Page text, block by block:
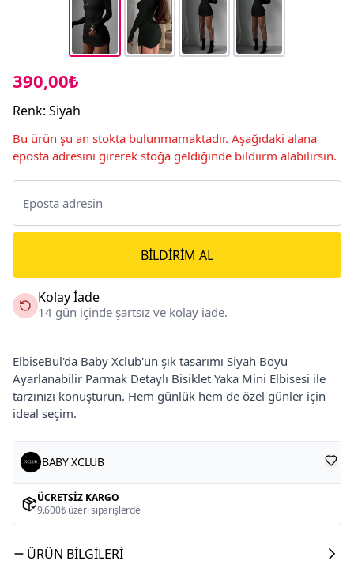
390,00₺
Renk: Siyah
Bu ürün şu an stokta bulunmamaktadır. Aşağıdaki alana
eposta adresini girerek stoğa geldiğinde bildiirm alabilirsin.
BILDIRIM AL
Kolay İade
14 gün içinde şartsız ve kolay iade.
ElbiseBul'da Baby Xclub'un şık tasarımı Siyah Boyu
Ayarlanabilir Parmak Detaylı Bisiklet Yaka Mini Elbisesi ile
tarzınızı konuşturun. Hem günlük hem de özel günler için
ideal seçim.
BABY XCLUB
ÜCRETSIZ KARGO
9.600₺ üzeri siparişlerde
ÜRÜN BILGILERI